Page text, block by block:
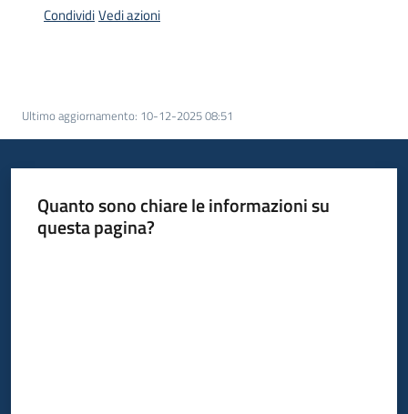
telematiche
CondividiVedi azioni
Ultimo aggiornamento: 10-12-2025 08:51
Quanto sono chiare le informazioni su
questa pagina?